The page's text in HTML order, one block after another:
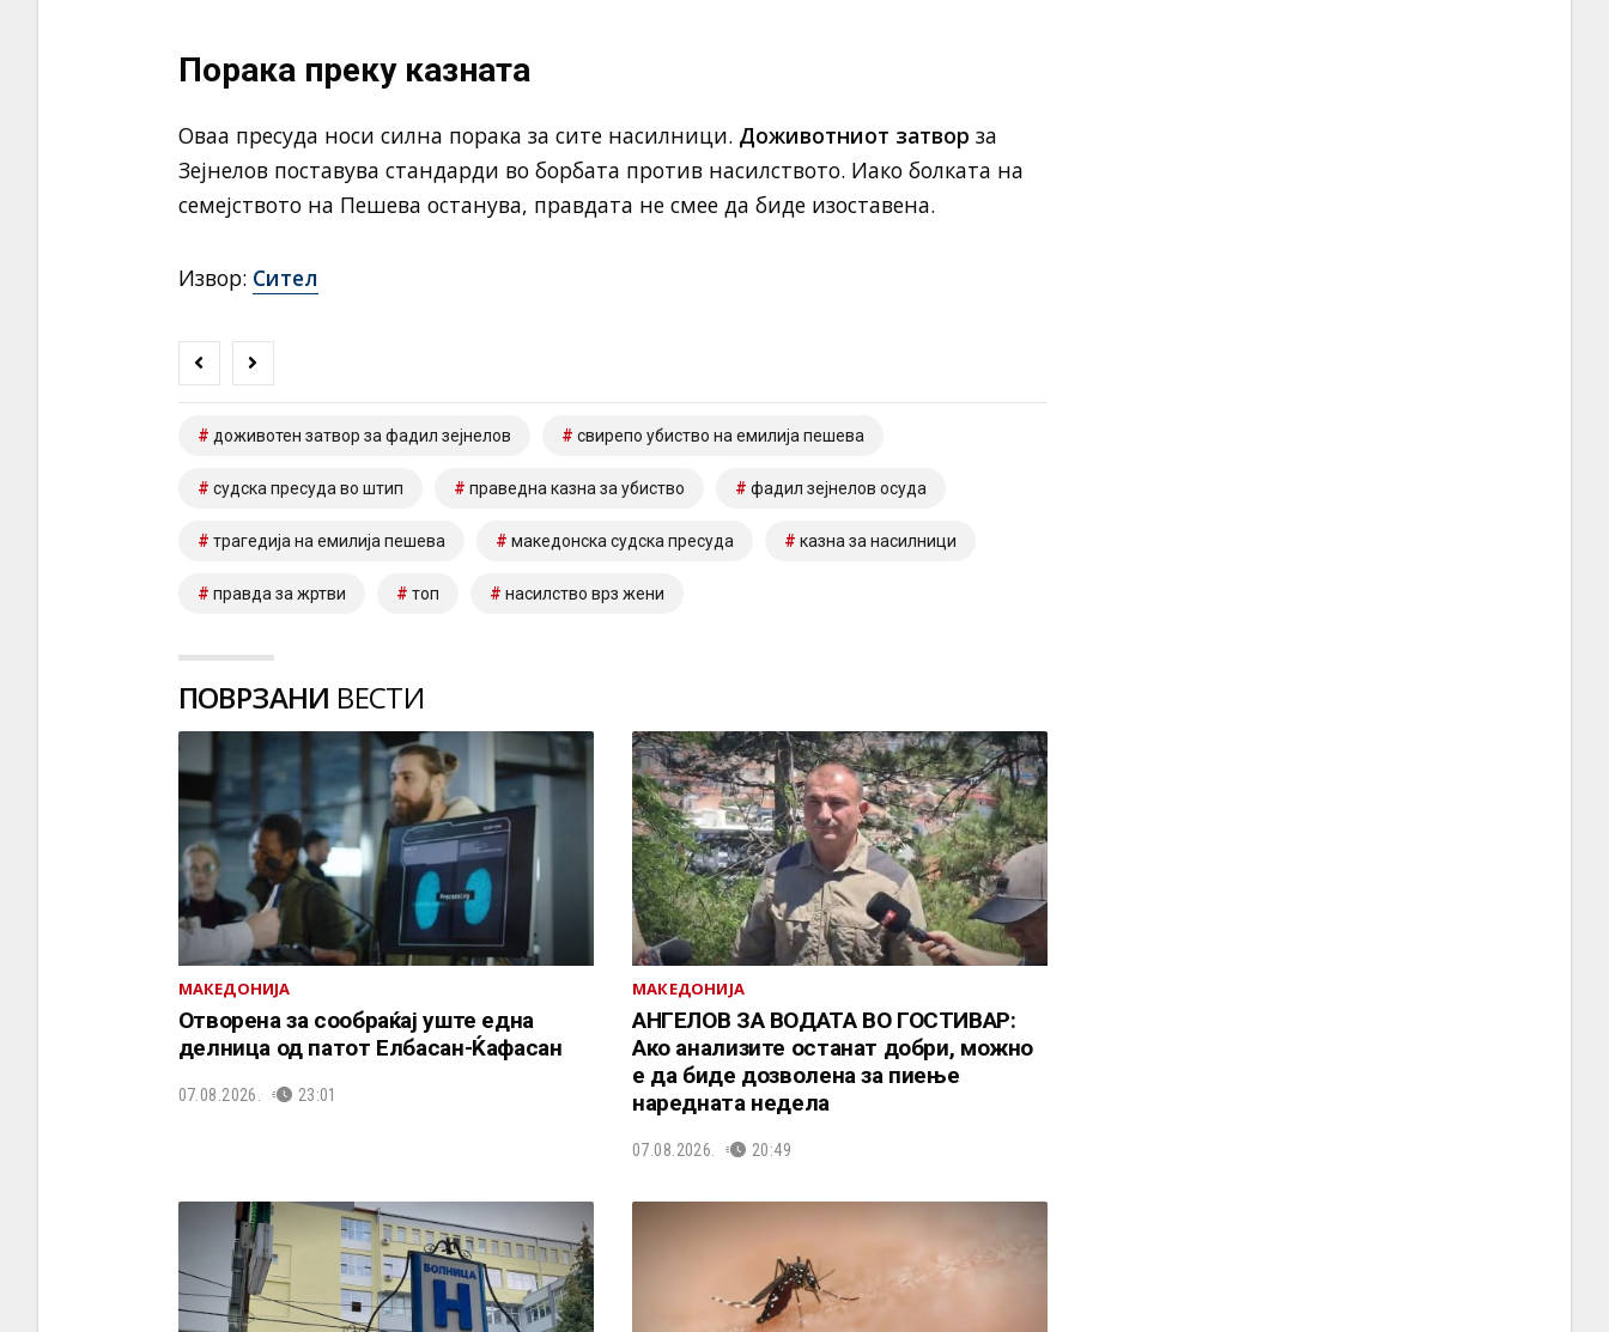
Порака преку казната
Оваа пресуда носи силна порака за сите насилници. Доживотниот затвор за
Зејнелов поставува стандарди во борбата против насилството. Иако болката на
семејството на Пешева останува, правдата не смее да биде изоставена.
Извор: Сител
доживотен затвор за фадил зејнелов свирепо убиство на емилија пешева
судска пресуда во штип праведна казна за убиство фадил зејнелов осуда
трагедија на емилија пешева македонска судска пресуда казна за насилници
правда за жртви топ насилство врз жени
ПОВРЗАНИ ВЕСТИ
МАКЕДОНИЈА
Отворена за сообраќај уште една
делница од патот Елбасан-Ќафасан
07.08.2026. 23:01
МАКЕДОНИЈА
АНГЕЛОВ ЗА ВОДАТА ВО ГОСТИВАР:
Ако анализите останат добри, можно
е да биде дозволена за пиење
наредната недела
07.08.2026. 20:49